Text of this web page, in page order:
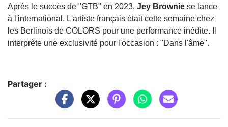
Après le succès de "GTB" en 2023, Jey Brownie se lance
à l'international. L'artiste français était cette semaine chez
les Berlinois de COLORS pour une performance inédite. Il
interprète une exclusivité pour l'occasion : "Dans l'âme".
Partager :